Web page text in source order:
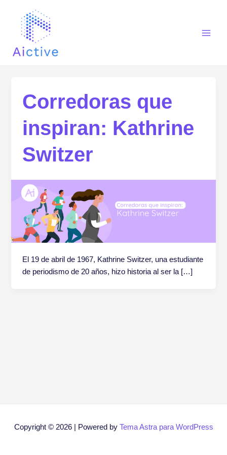
contenido
Corredoras que
inspiran: Kathrine
Switzer
El 19 de abril de 1967, Kathrine Switzer, una estudiante
de periodismo de 20 años, hizo historia al ser la […]
Copyright © 2026 | Powered by Tema Astra para WordPress